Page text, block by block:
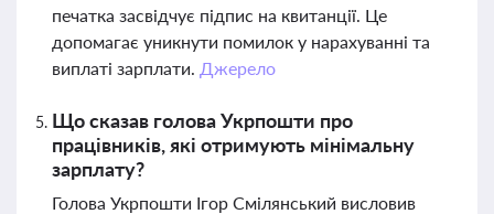
печатка засвідчує підпис на квитанції. Це
допомагає уникнути помилок у нарахуванні та
виплаті зарплати. Джерело
Що сказав голова Укрпошти про
працівників, які отримують мінімальну
зарплату?
Голова Укрпошти Ігор Смілянський висловив